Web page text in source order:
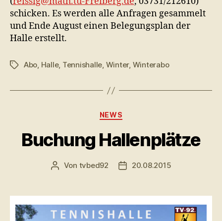
schicken. Es werden alle Anfragen gesammelt
und Ende August einen Belegungsplan der
Halle erstellt.
Schlagwörter
Abo, Halle, Tennishalle, Winter, Winterabo
Kategorien
NEWS
Buchung Hallenplätze
Beitragsautor
Von tvbed92 Veröffentlichungsdatum
20.08.2015